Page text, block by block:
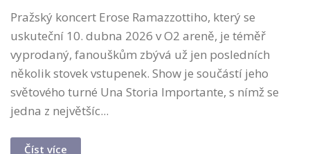
Pražský koncert Erose Ramazzottiho, který se
uskuteční 10. dubna 2026 v O2 areně, je téměř
vyprodaný, fanouškům zbývá už jen posledních
několik stovek vstupenek. Show je součástí jeho
světového turné Una Storia Importante, s nímž se
jedna z největšíc...
Číst více